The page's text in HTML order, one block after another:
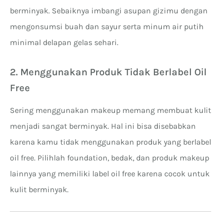
berminyak. Sebaiknya imbangi asupan gizimu dengan
mengonsumsi buah dan sayur serta minum air putih
minimal delapan gelas sehari.
2. Menggunakan Produk Tidak Berlabel Oil
Free
Sering menggunakan makeup memang membuat kulit
menjadi sangat berminyak. Hal ini bisa disebabkan
karena kamu tidak menggunakan produk yang berlabel
oil free. Pilihlah foundation, bedak, dan produk makeup
lainnya yang memiliki label oil free karena cocok untuk
kulit berminyak.